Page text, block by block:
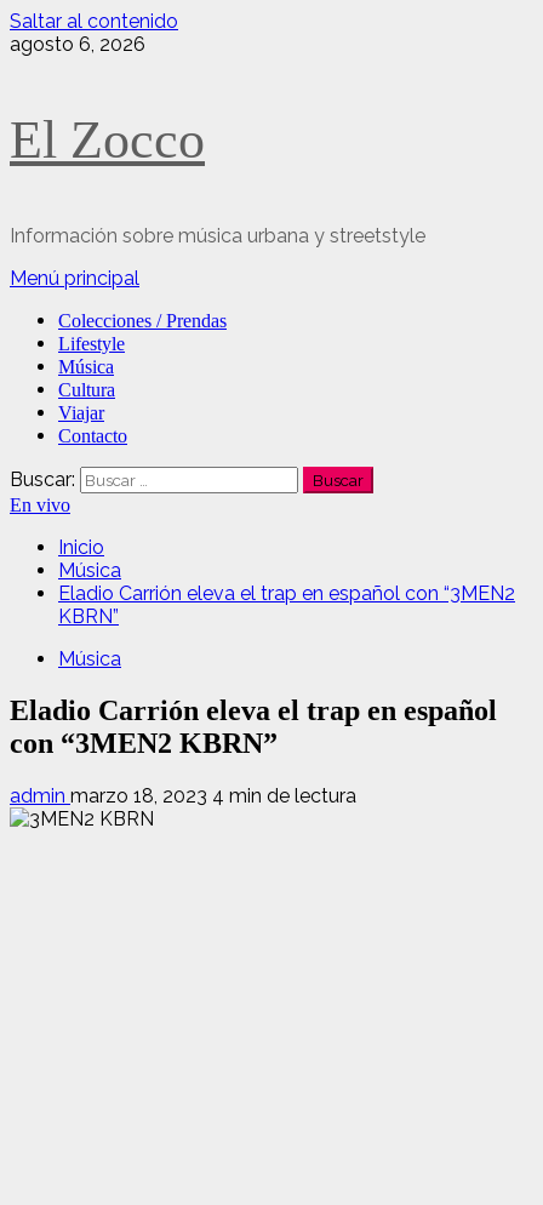
Saltar al contenido
agosto 6, 2026
El Zocco
Información sobre música urbana y streetstyle
Menú principal
Colecciones / Prendas
Lifestyle
Música
Cultura
Viajar
Contacto
Buscar:
En vivo
Inicio
Música
Eladio Carrión eleva el trap en español con “3MEN2
KBRN”
Música
Eladio Carrión eleva el trap en español
con “3MEN2 KBRN”
admin marzo 18, 2023 4 min de lectura